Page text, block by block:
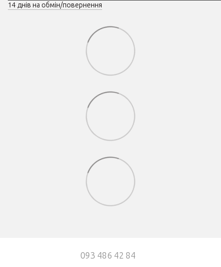
14 днів на обмін/повернення
093 486 42 84